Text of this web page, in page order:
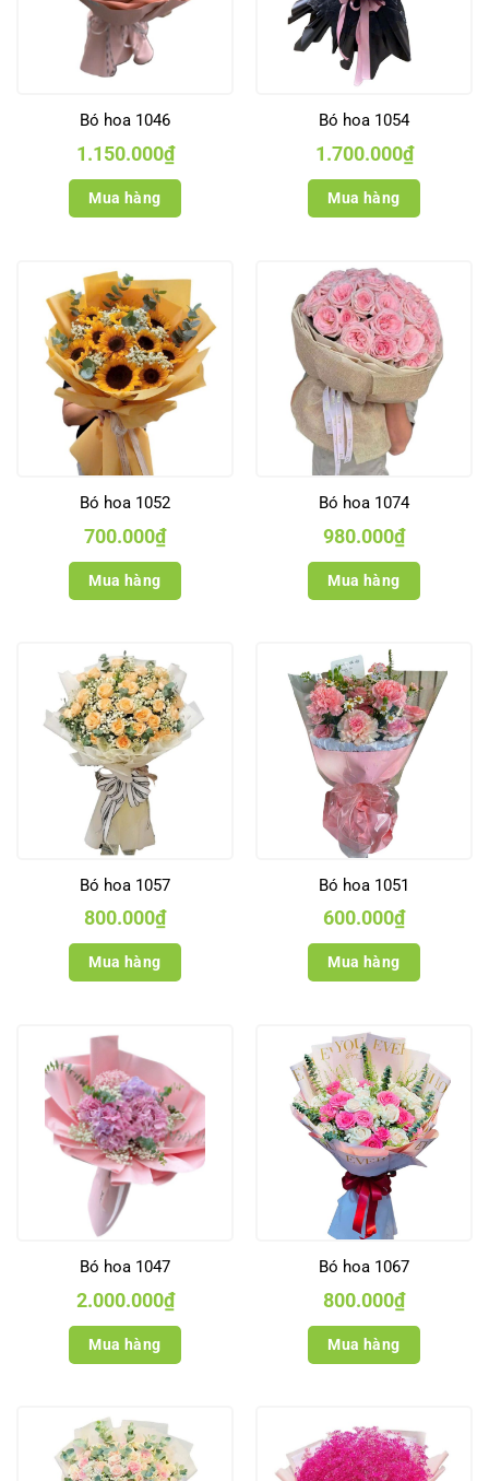
Bó hoa 1046
1.150.000₫
Mua hàng
Bó hoa 1054
1.700.000₫
Mua hàng
Bó hoa 1052
700.000₫
Mua hàng
Bó hoa 1074
980.000₫
Mua hàng
Bó hoa 1057
800.000₫
Mua hàng
Bó hoa 1051
600.000₫
Mua hàng
Bó hoa 1047
2.000.000₫
Mua hàng
Bó hoa 1067
800.000₫
Mua hàng